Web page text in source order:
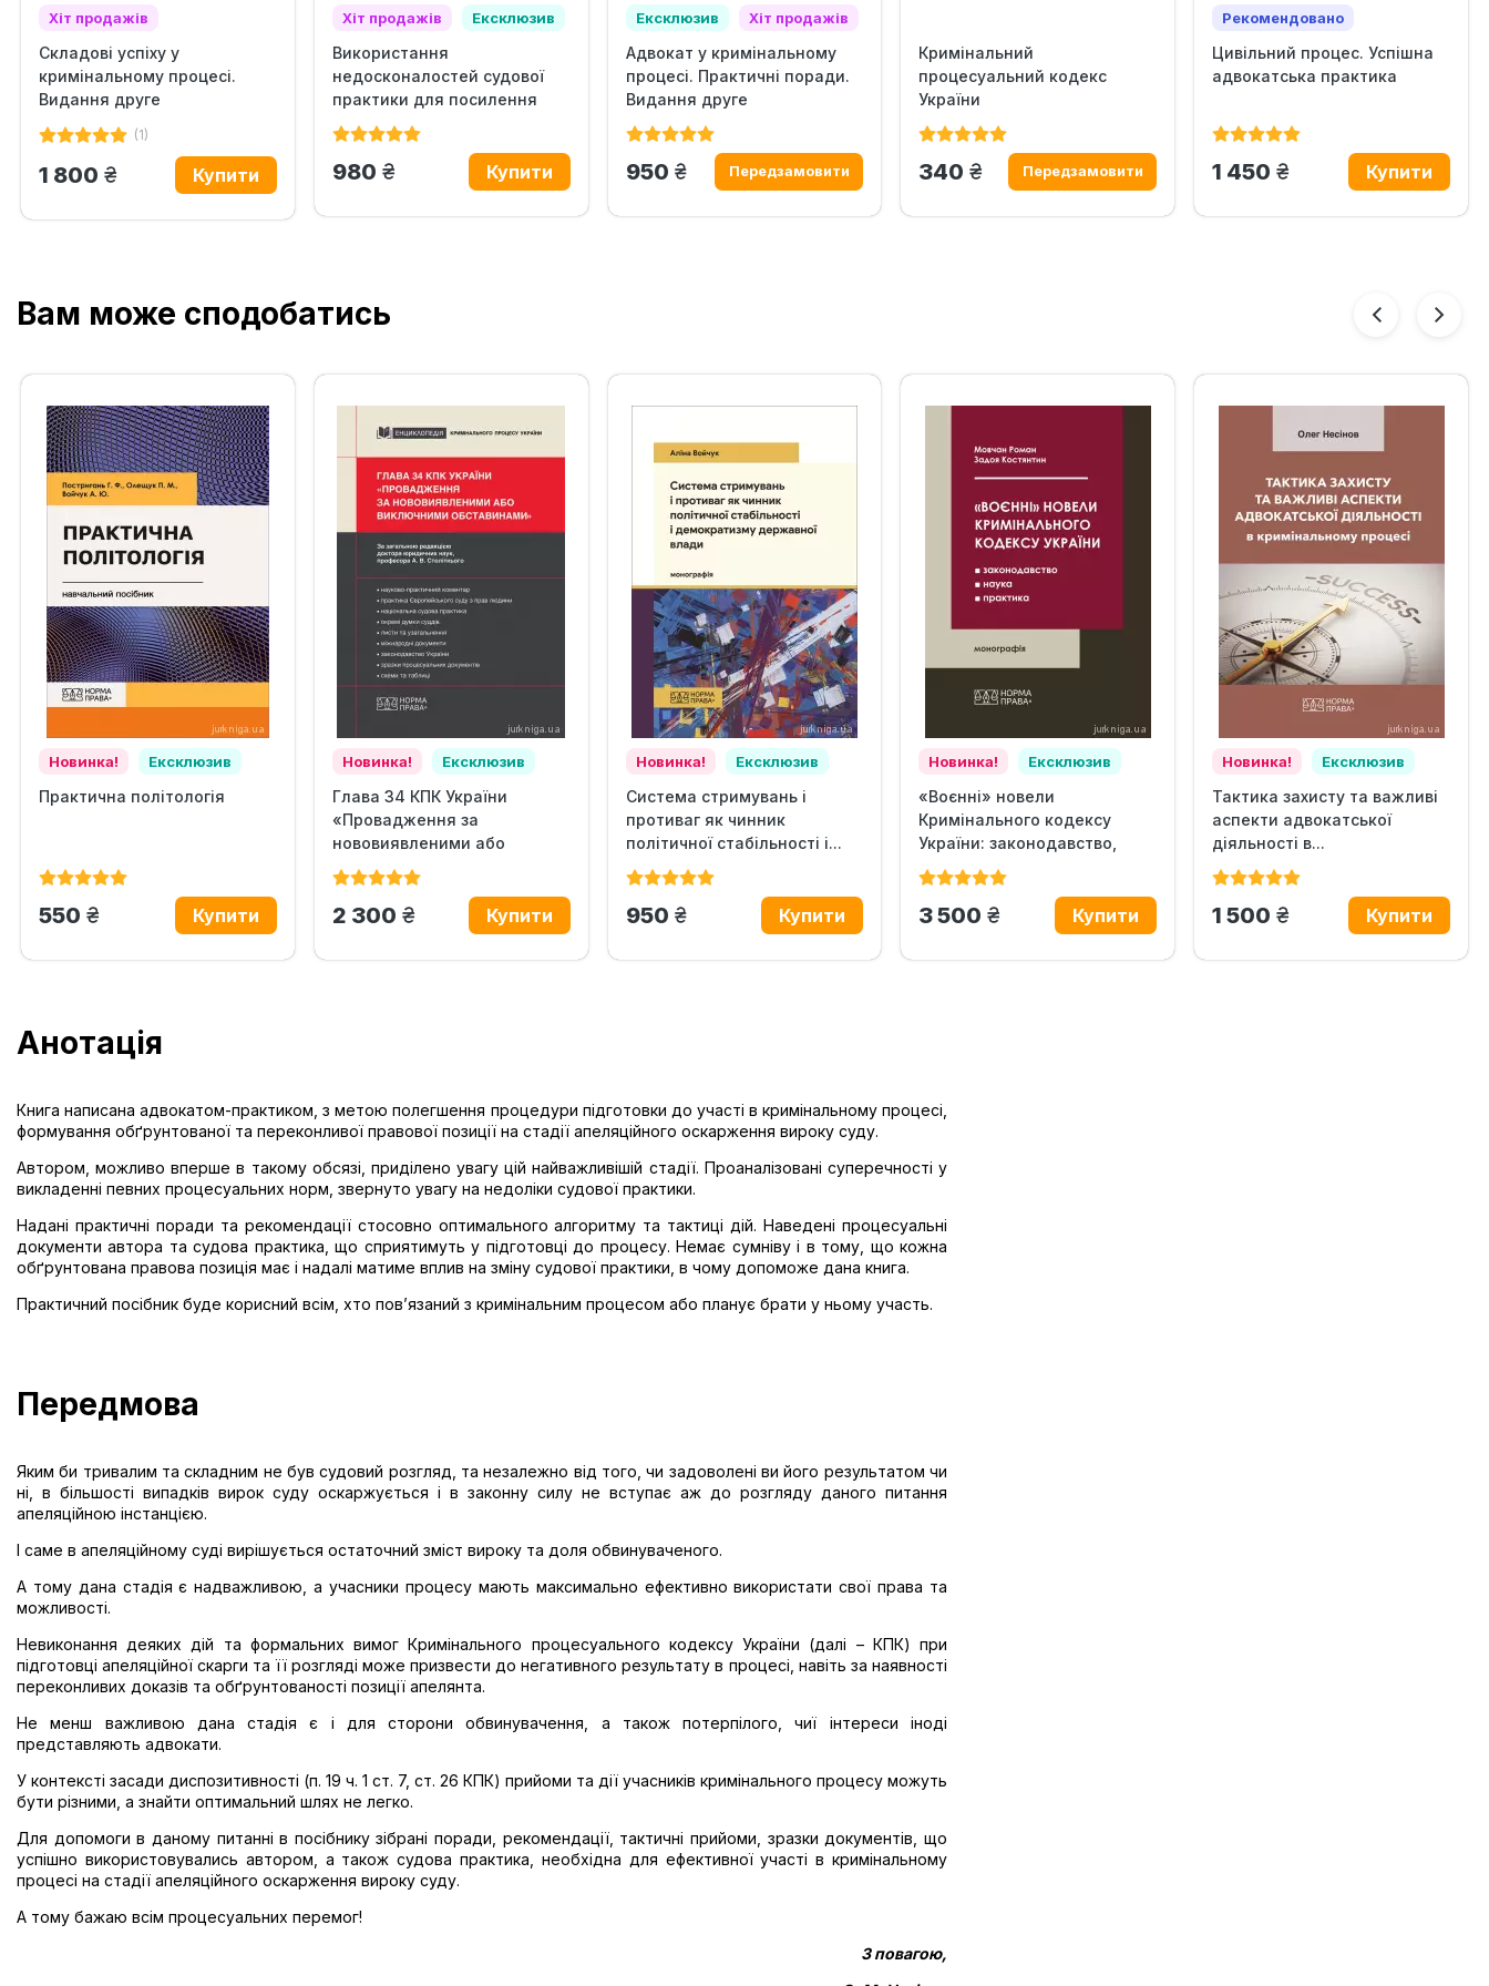
Хіт продажів
Рекомендовано
Складові успіху у
кримінальному процесі.
Видання друге
(1)
1 800 грн.
Хіт продажів Ексклюзив
Використання
недосконалостей судової
практики для посилення
позиції...
980 грн.
Ексклюзив Хіт продажів
Адвокат у кримінальному
процесі. Практичні поради.
Видання друге
950 грн.
Кримінальний
процесуальний кодекс
України
340 грн.
Рекомендовано
Хіт продажів
Цивільний процес. Успішна
адвокатська практика
1 450 грн.
Вам може сподобатись
Новинка! Ексклюзив
Практична політологія
550 грн.
Новинка! Ексклюзив
Глава 34 КПК України
«Провадження за
нововиявленими або
виключними...
2 300 грн.
Новинка! Ексклюзив
Система стримувань і
противаг як чинник
політичної стабільності і...
950 грн.
Новинка! Ексклюзив
«Воєнні» новели
Кримінального кодексу
України: законодавство,
наука,...
3 500 грн.
Новинка! Ексклюзив
Тактика захисту та важливі
аспекти адвокатської
діяльності в...
1 500 грн.
Анотація
Книга написана адвокатом-практиком, з метою полегшення процедури підготовки до участі в кримінальному процесі,
формування обґрунтованої та переконливої правової позиції на стадії апеляційного оскарження вироку суду.
Автором, можливо вперше в такому обсязі, приділено увагу цій найважливішій стадії. Проаналізовані суперечності у
викладенні певних процесуальних норм, звернуто увагу на недоліки судової практики.
Надані практичні поради та рекомендації стосовно оптимального алгоритму та тактиці дій. Наведені процесуальні
документи автора та судова практика, що сприятимуть у підготовці до процесу. Немає сумніву і в тому, що кожна
обґрунтована правова позиція має і надалі матиме вплив на зміну судової практики, в чому допоможе дана книга.
Практичний посібник буде корисний всім, хто пов’язаний з кримінальним процесом або планує брати у ньому участь.
Передмова
Яким би тривалим та складним не був судовий розгляд, та незалежно від того, чи задоволені ви його результатом чи
ні, в більшості випадків вирок суду оскаржується і в законну силу не вступає аж до розгляду даного питання
апеляційною інстанцією.
І саме в апеляційному суді вирішується остаточний зміст вироку та доля обвинуваченого.
А тому дана стадія є надважливою, а учасники процесу мають максимально ефективно використати свої права та
можливості.
Невиконання деяких дій та формальних вимог Кримінального процесуального кодексу України (далі – КПК) при
підготовці апеляційної скарги та її розгляді може призвести до негативного результату в процесі, навіть за наявності
переконливих доказів та обґрунтованості позиції апелянта.
Не менш важливою дана стадія є і для сторони обвинувачення, а також потерпілого, чиї інтереси іноді
представляють адвокати.
У контексті засади диспозитивності (п. 19 ч. 1 ст. 7, ст. 26 КПК) прийоми та дії учасників кримінального процесу можуть
бути різними, а знайти оптимальний шлях не легко.
Для допомоги в даному питанні в посібнику зібрані поради, рекомендації, тактичні прийоми, зразки документів, що
успішно використовувались автором, а також судова практика, необхідна для ефективної участі в кримінальному
процесі на стадії апеляційного оскарження вироку суду.
А тому бажаю всім процесуальних перемог!
З повагою,